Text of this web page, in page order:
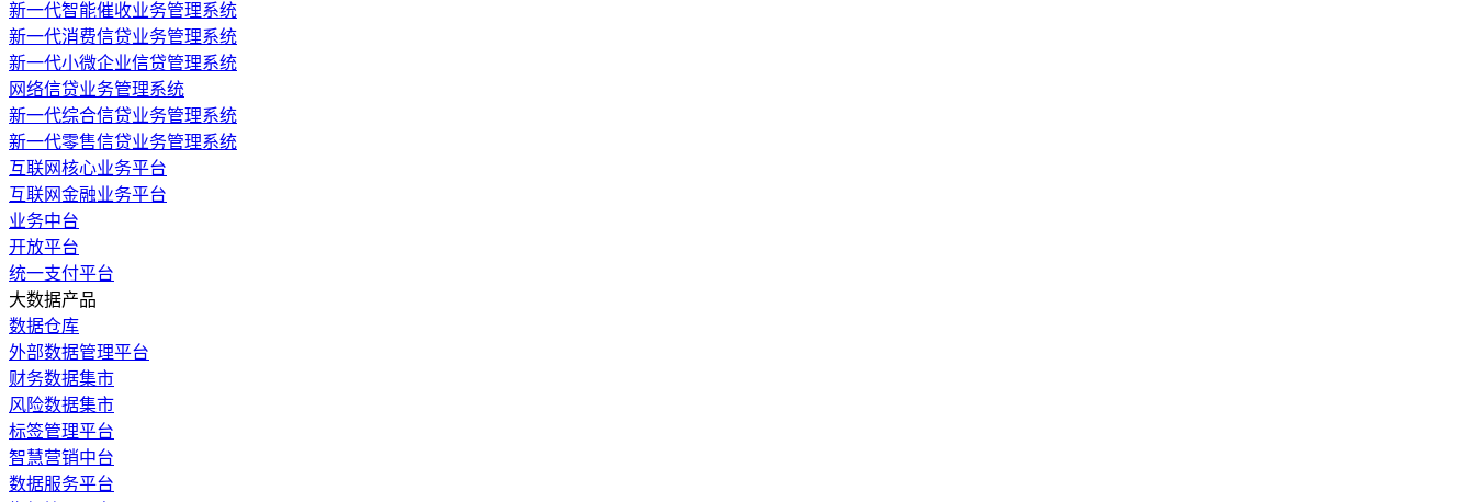
新一代智能催收业务管理系统
新一代消费信贷业务管理系统
新一代小微企业信贷管理系统
网络信贷业务管理系统
新一代综合信贷业务管理系统
新一代零售信贷业务管理系统
互联网核心业务平台
互联网金融业务平台
业务中台
开放平台
统一支付平台
大数据产品
数据仓库
外部数据管理平台
财务数据集市
风险数据集市
标签管理平台
智慧营销中台
数据服务平台